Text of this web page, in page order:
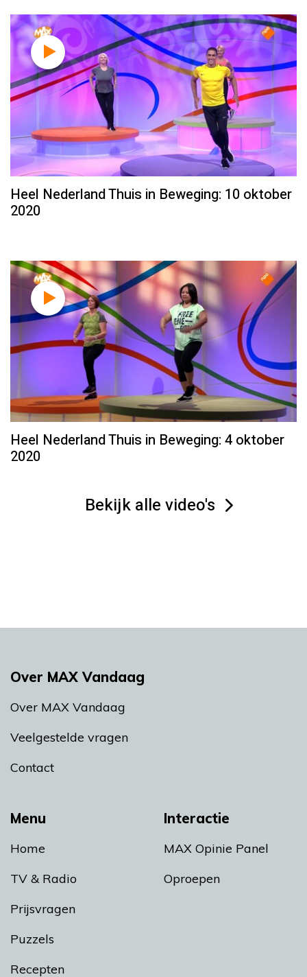
Heel Nederland Thuis in Beweging: 10 oktober
2020
Heel Nederland Thuis in Beweging: 4 oktober
2020
Bekijk alle video's
Menu
Home
TV & Radio
Prijsvragen
Puzzels
Recepten
Interactie
MAX Opinie Panel
Oproepen
Over MAX Vandaag
Over MAX Vandaag
Veelgestelde vragen
Contact